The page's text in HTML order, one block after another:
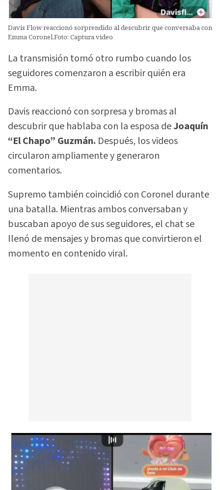
Davis Flow reaccionó sorprendido al descubrir que conversaba con
Emma Coronel.Foto: Captura video
La transmisión tomó otro rumbo cuando los
seguidores comenzaron a escribir quién era
Emma.
Davis reaccionó con sorpresa y bromas al
descubrir que hablaba con la esposa deJoaquín
“El Chapo” Guzmán. Después, los videos
circularon ampliamente y generaron
comentarios.
Supremo también coincidió con Coronel durante
una batalla. Mientras ambos conversaban y
buscaban apoyo de sus seguidores, el chat se
llenó de mensajes y bromas que convirtieron el
momento en contenido viral.